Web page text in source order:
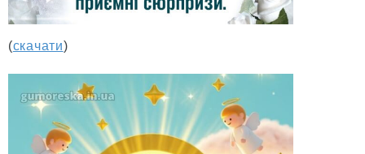
(скачати)